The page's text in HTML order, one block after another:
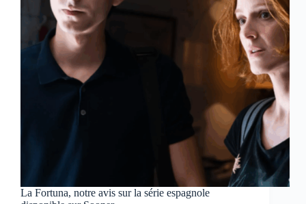
La Fortuna, notre avis sur la série espagnole